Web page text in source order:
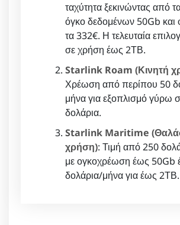
ταχύτητα ξεκινώντας από
όγκο δεδομένων 50Gb και
τα 332€. Η τελευταία
σε χρήση έως 2ΤΒ.
Starlink Roam (Κινητή
Χρέωση από περίπου 50
μήνα για εξοπλισμό γύρω
δολάρια.
Starlink Maritime
χρήση): Τιμή από 250
με ογκοχρέωση έως 50Gb
δολάρια/μήνα για έως 2ΤΒ.